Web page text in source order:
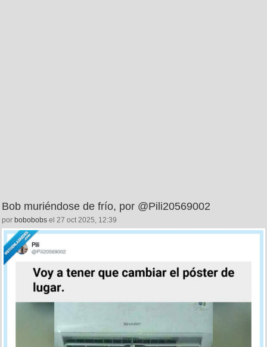
Bob muriéndose de frío, por @Pili20569002
por bobobobs el 27 oct 2025, 12:39